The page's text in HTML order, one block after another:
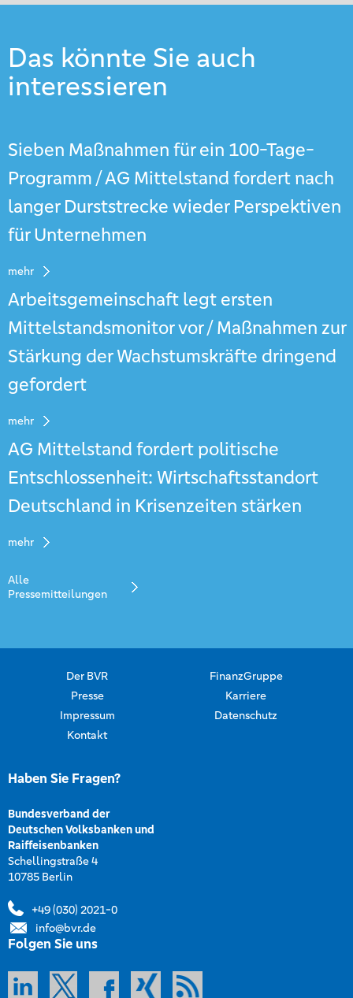
Das könnte Sie auch
interessieren
Sieben Maßnahmen für ein 100-Tage-
Programm / AG Mittelstand fordert nach
langer Durststrecke wieder Perspektiven
für Unternehmen
mehr
Arbeitsgemeinschaft legt ersten
Mittelstandsmonitor vor / Maßnahmen zur
Stärkung der Wachstumskräfte dringend
gefordert
mehr
AG Mittelstand fordert politische
Entschlossenheit: Wirtschaftsstandort
Deutschland in Krisenzeiten stärken
mehr
Alle
Pressemitteilungen
Der BVR
FinanzGruppe
Presse
Karriere
Impressum
Datenschutz
Kontakt
Haben Sie Fragen?
Bundesverband der
Deutschen Volksbanken und
Raiffeisenbanken
Schellingstraße 4
10785 Berlin
+49 (030) 2021-0
info@bvr.de
Folgen Sie uns